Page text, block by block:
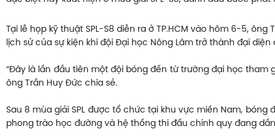
Tại lễ họp kỹ thuật SPL-S8 diễn ra ở TP.HCM vào hôm 6-5,
lịch sử của sự kiện khi đội Đại học Nông Lâm trở thành đại
“Đây là lần đầu tiên một đội bóng đến từ trường đại học
ông Trần Huy Đức chia sẻ.
Sau 8 mùa giải SPL được tổ chức tại khu vực miền Nam,
phong trào học đường và hệ thống thi đấu chính quy đang